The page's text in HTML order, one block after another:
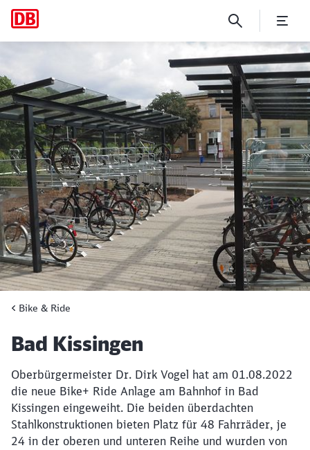
Bad Kissingen
Bike & Ride
Artikel:
Bad Kissingen
Oberbürgermeister Dr. Dirk Vogel hat am 01.08.2022
die neue Bike+ Ride Anlage am Bahnhof in Bad
Kissingen eingeweiht. Die beiden überdachten
Stahlkonstruktionen bieten Platz für 48 Fahrräder, je
24 in der oberen und unteren Reihe und wurden von